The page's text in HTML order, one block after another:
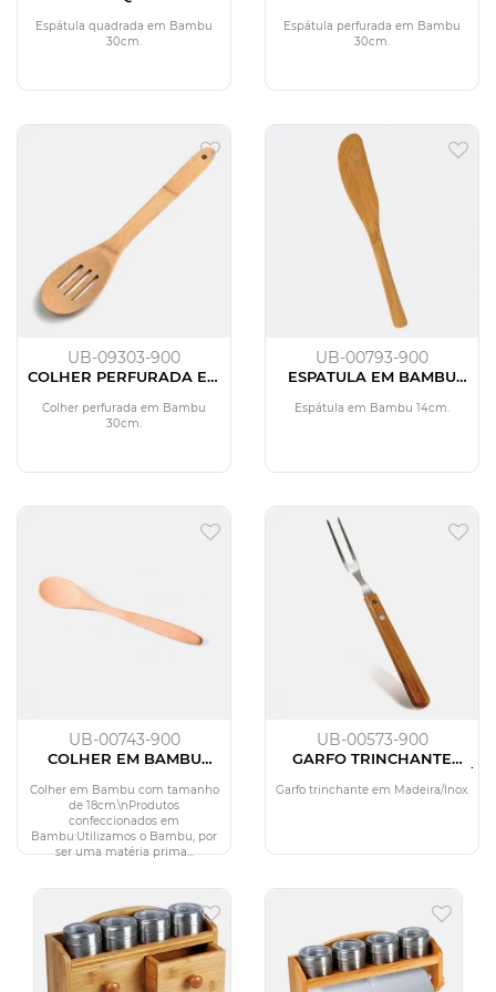
CM
Espátula quadrada em Bambu
30cm.
CM
Espátula perfurada em Bambu
30cm.
UB-09303-900
COLHER PERFURADA EM
Colher perfurada em Bambu
30cm.
UB-00793-900
ESPATULA EM BAMBU
Espátula em Bambu 14cm.
UB-00743-900
COLHER EM BAMBU
Colher em Bambu com tamanho
de 18cm.\nProdutos
confeccionados em
Bambu:Utilizamos o Bambu, por
ser uma matéria prima...
UB-00573-900
GARFO TRINCHANTE
SPECIAL LINE - MADEIRA /
INOX
Garfo trinchante em Madeira/Inox.